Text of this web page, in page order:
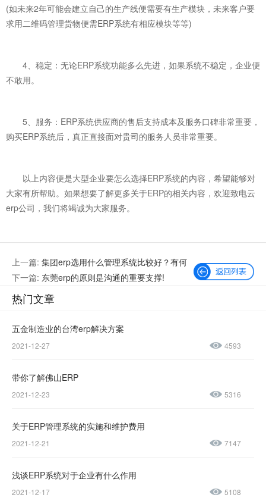
(如未来2年可能会建立自己的生产线便需要有生产模块，未来客户要
求用二维码管理货物便需ERP系统有相应模块等等)
4、稳定：无论ERP系统功能多么先进，如果系统不稳定，企业便
不敢用。
5、服务：ERP系统供应商的售后支持成本及服务口碑非常重要，
购买ERP系统后，真正直接面对贵司的服务人员非常重要。
以上内容便是大型企业要怎么选择ERP系统的内容，希望能够对
大家有所帮助。如果想要了解更多关于ERP的相关内容，欢迎致电云
erp公司，我们将竭诚为大家服务。
上一篇: 集团erp选用什么管理系统比较好？有何
用？
下一篇: 东莞erp的原则是沟通的重要支撑!
热门文章
五金制造业的台湾erp解决方案
2021-12-27 4593
带你了解佛山ERP
2021-12-23 5316
关于ERP管理系统的实施和维护费用
2021-12-21 7147
浅谈ERP系统对于企业有什么作用
2021-12-17 5108
4155
1237-